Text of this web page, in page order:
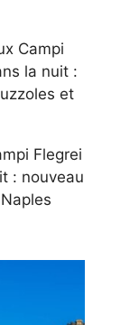
Flegrei
: nouveau